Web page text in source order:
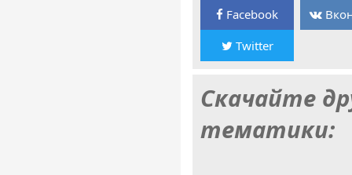
Facebook
Twitter
Скачайте
тематики: